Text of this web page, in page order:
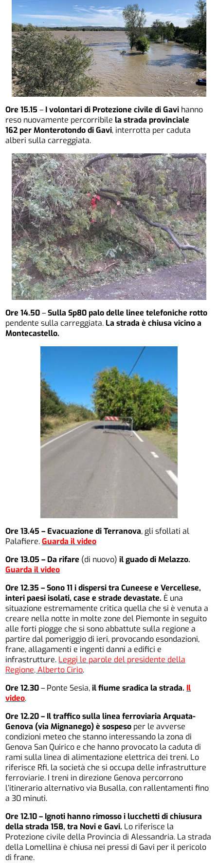
Ore 15.15 – I volontari di Protezione civile di Gavi hanno
reso nuovamente percorribilela strada provinciale
162 per Monterotondo di Gavi, interrotta per caduta
alberi sulla carreggiata.
Ore 14.50–Sulla Sp80 palo delle linee telefoniche rotto
pendente sulla carreggiata. La strada è chiusa vicino a
Montecastello.
Ore 13.45 – Evacuazione di Terranova, gli sfollati al
Palafiere.Guarda il video
Ore 13.05 – Da rifare (di nuovo) il guado di Melazzo.
Guarda il video
Ore 12.35 – Sono 11 i dispersi tra Cuneese e Vercellese,
interi paesi isolati, case e strade devastate. È una
situazione estremamente critica quella che si è venuta a
creare nella notte in molte zone del Piemonte in seguito
alle forti piogge che si sono abbattute sulla regione a
partire dal pomeriggio di ieri, provocando esondazioni,
frane, allagamenti e ingenti danni a edifici e
infrastrutture. Leggi le parole del presidente della
Regione, Alberto Cirio.
Ore 12.30– Ponte Sesia,il fiume sradica la strada. Il
video.
Ore 12.20 – Il traffico sulla linea ferroviaria Arquata-
Genova (via Mignanego) è sospeso per le avverse
condizioni meteo che stanno interessando la zona di
Genova San Quirico e che hanno provocato la caduta di
rami sulla linea di alimentazione elettrica dei treni. Lo
riferisce Rfi, la società che si occupa delle infrastrutture
ferroviarie. I treni in direzione Genova percorrono
l’itinerario alternativo via Busalla, con rallentamenti fino
a 30 minuti.
Ore 12.10 – Ignoti hanno rimosso i lucchetti di chiusura
della strada 158, tra Novi e Gavi. Lo riferisce la
Protezione civile della Provincia di Alessandria. La strada
della Lomellina è chiusa nei pressi di Gavi per il pericolo
di frane.